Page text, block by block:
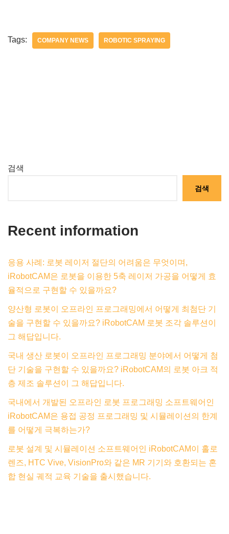
Tags: COMPANY NEWS ROBOTIC SPRAYING
검색
검색
Recent information
응용 사례: 로봇 레이저 절단의 어려움은 무엇이며,
iRobotCAM은 로봇을 이용한 5축 레이저 가공을 어떻게 효
율적으로 구현할 수 있을까요?
양산형 로봇이 오프라인 프로그래밍에서 어떻게 최첨단 기
술을 구현할 수 있을까요? iRobotCAM 로봇 조각 솔루션이
그 해답입니다.
국내 생산 로봇이 오프라인 프로그래밍 분야에서 어떻게 첨
단 기술을 구현할 수 있을까요? iRobotCAM의 로봇 아크 적
층 제조 솔루션이 그 해답입니다.
국내에서 개발된 오프라인 로봇 프로그래밍 소프트웨어인
iRobotCAM은 용접 공정 프로그래밍 및 시뮬레이션의 한계
를 어떻게 극복하는가?
로봇 설계 및 시뮬레이션 소프트웨어인 iRobotCAM이 홀로
렌즈, HTC Vive, VisionPro와 같은 MR 기기와 호환되는 혼
합 현실 궤적 교육 기술을 출시했습니다.